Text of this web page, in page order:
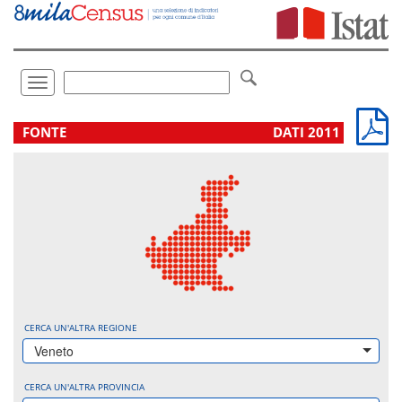
Vai
direttamente
Toggle
navigation
.
FONTE DATI 2011
CERCA UN'ALTRA REGIONE
Veneto
CERCA UN'ALTRA PROVINCIA